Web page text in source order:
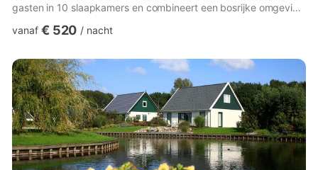
gasten in 10 slaapkamers en combineert een bosrijke omgeving
een grote groep levendig aanvoelt zonder dat het te druk
bij de barbecue en de buitenhaard, terwijl de kinderen zich
vermaken op de trampoline, in de zandbak en bij de ...
vanaf € 520 / nacht